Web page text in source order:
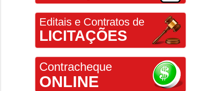
Editais e Contratos de
LICITAÇÕES
Contracheque
ONLINE